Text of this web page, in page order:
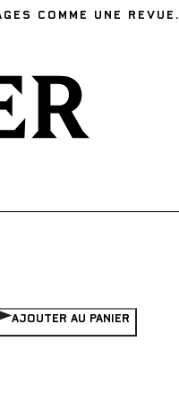
COMME UNE REVUE.
AJOUTER AU PANIER